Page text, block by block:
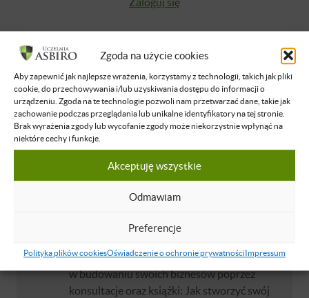
Zgoda na użycie cookies
Aby zapewnić jak najlepsze wrażenia, korzystamy z technologii, takich jak pliki
cookie, do przechowywania i/lub uzyskiwania dostępu do informacji o
urządzeniu. Zgoda na te technologie pozwoli nam przetwarzać dane, takie jak
zachowanie podczas przeglądania lub unikalne identyfikatory na tej stronie.
Brak wyrażenia zgody lub wycofanie zgody może niekorzystnie wpłynąć na
niektóre cechy i funkcje.
Akceptuję wszystkie
Odmawiam
Preferencje
Polityka plików cookiesOświadczenie o ochronie prywatnościImpressum
O WYKŁADOWCACH
Mariusz Mszyca
Na co dzień jestem przedsiębiorcą, prowadzę
firmę produkcyjną o zasięgu europejskim
zatrudniając 80 osób o rocznych obrotach 23
jak BMW, VW, Porsche czy Daimler-
Mercedes. Z wykształcenia jestem
Brooks University, ukończyłem także studia z
rachunkowości i finansów. Wspieram innych
w budowaniu swoich biznesów poprzez
konsultacje oraz książki: Jak stworzyć swój